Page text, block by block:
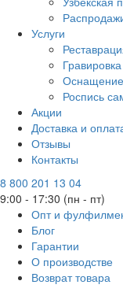
Услуги
Оснащение
Роспись
Акции
Доставка и
Отзывы
Контакты
8 800 201 13 04
9:00 - 17:30 (пн - пт)
Опт и
Блог
Гарантии
О производстве
Возврат товара